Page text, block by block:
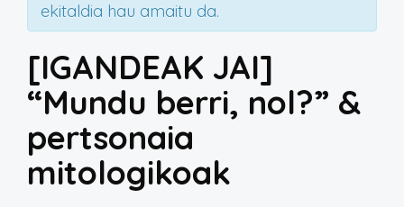
ekitaldia hau amaitu da.
[IGANDEAK JAI]
“Mundu berri, nol?” &
pertsonaia
mitologikoak